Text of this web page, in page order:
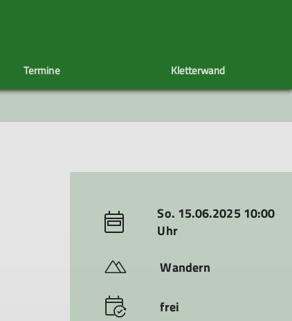
Radlergruppe
Spieletreff Wintergruppe
CRASHCAST
Sektionsheft
Termine Kletterwand
So. 15.06.2025 10:00
Uhr
Wandern
frei